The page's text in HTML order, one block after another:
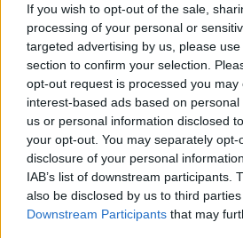
If you wish to opt-out of the sale,
processing of your personal or
targeted advertising by us, please
section to confirm your selection.
opt-out request is processed you may
interest-based ads based on
us or personal information disclosed
your opt-out. You may separately
disclosure of your personal
IAB’s list of downstream participants.
also be disclosed by us to third
Downstream Participants that may